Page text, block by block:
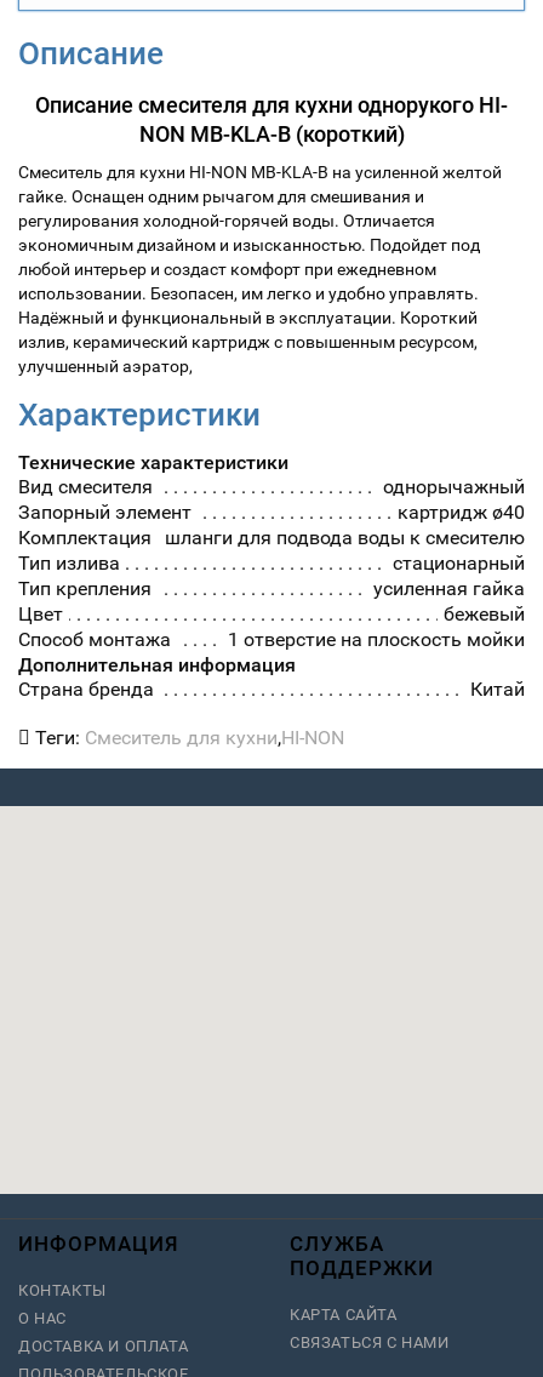
Описание
Описание смесителя для кухни однорукого HI-
NON MB-KLA-B (короткий)
Смеситель для кухни HI-NON MB-KLA-B на усиленной желтой
гайке. Оснащен одним рычагом для смешивания и
регулирования холодной-горячей воды. Отличается
экономичным дизайном и изысканностью. Подойдет под
любой интерьер и создаст комфорт при ежедневном
использовании. Безопасен, им легко и удобно управлять.
Надёжный и функциональный в эксплуатации. Короткий
излив, керамический картридж с повышенным ресурсом,
улучшенный аэратор,
Характеристики
Технические характеристики
Вид смесителя
однорычажный
Запорный элемент
картридж ø40
Комплектация
шланги для подвода воды к смесителю
Тип излива
стационарный
Тип крепления
усиленная гайка
Цвет
бежевый
Способ монтажа
1 отверстие на плоскость мойки
Дополнительная информация
Страна бренда
Китай
Теги: Смеситель для кухни,HI-NON
ИНФОРМАЦИЯ
КОНТАКТЫ
О НАС
ДОСТАВКА И ОПЛАТА
СЛУЖБА
ПОДДЕРЖКИ
КАРТА САЙТА
СВЯЗАТЬСЯ С НАМИ